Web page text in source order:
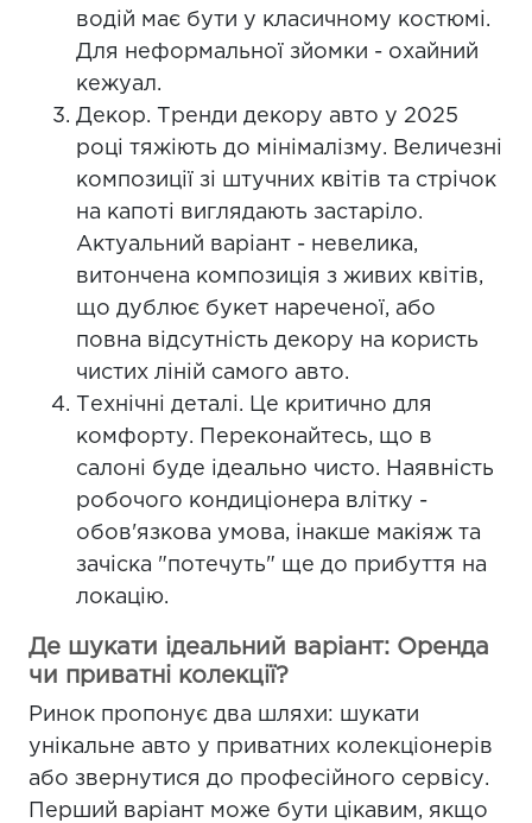
водій має бути у класичному костюмі.
Для неформальної зйомки - охайний
кежуал.
Декор. Тренди декору авто у 2025
році тяжіють до мінімалізму. Величезні
композиції зі штучних квітів та стрічок
на капоті виглядають застаріло.
Актуальний варіант - невелика,
витончена композиція з живих квітів,
що дублює букет нареченої, або
повна відсутність декору на користь
чистих ліній самого авто.
Технічні деталі. Це критично для
комфорту. Переконайтесь, що в
салоні буде ідеально чисто. Наявність
робочого кондиціонера влітку -
обов'язкова умова, інакше макіяж та
зачіска "потечуть" ще до прибуття на
локацію.
Де шукати ідеальний варіант: Оренда
чи приватні колекції?
Ринок пропонує два шляхи: шукати
унікальне авто у приватних колекціонерів
або звернутися до професійного сервісу.
Перший варіант може бути цікавим, якщо